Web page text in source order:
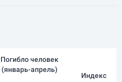
Погибло человек
(январь-апрель)
Индекс